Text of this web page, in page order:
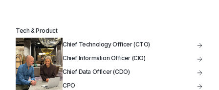
Styrelseordförande / Styrelseledamot
Tech & Product
Chief Technology Officer (CTO)
Chief Information Officer (CIO)
Chief Data Officer (CDO)
CPO